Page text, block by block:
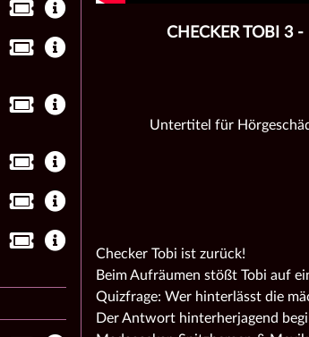
CHECKER TOBI 3 -
Untertitel für
Checker Tobi ist zurück!
Beim Aufräumen stößt Tobi auf
Quizfrage: Wer hinterlässt die
Der Antwort hinterherjagend